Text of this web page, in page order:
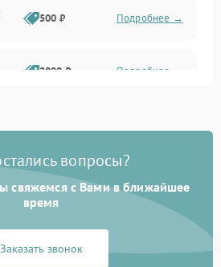
500 ₽ Подробнее →
2000 ₽ Подробнее →
1000 ₽ Подробнее →
вопросы?
свяжемся с Вами в ближайшее
время
Заказать звонок